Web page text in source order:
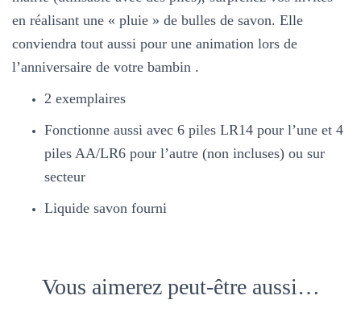
en réalisant une « pluie » de bulles de savon. Elle
conviendra tout aussi pour une animation lors de
l’anniversaire de votre bambin .
2 exemplaires
Fonctionne aussi avec 6 piles LR14 pour l’une et 4
piles AA/LR6 pour l’autre (non incluses) ou sur
secteur
Liquide savon fourni
Vous aimerez peut-être aussi…